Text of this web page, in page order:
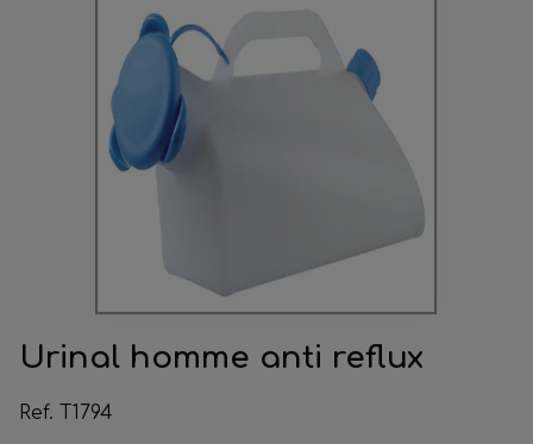
Urinal homme anti reflux
Ref. T1794